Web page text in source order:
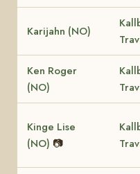
Karijahn (NO)
Ken Roger
(NO)
Kinge Lise
(NO) 📷